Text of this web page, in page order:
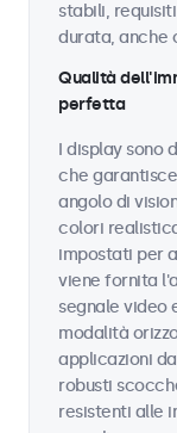
stabili,
durata, anche
Qualità
perfetta
I display sono
che
angolo di
colori
impostati per
viene fornita
segnale video
modalità
applicazioni
robusti
resistenti alle